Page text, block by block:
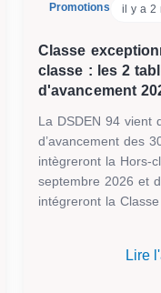
Promotions il y a 2
Classe
classe : les 2
d'avancement
La DSDEN 94 vient
d’avancement des
intègreront la Hors-
septembre 2026 et
intégreront la Classe
Lire